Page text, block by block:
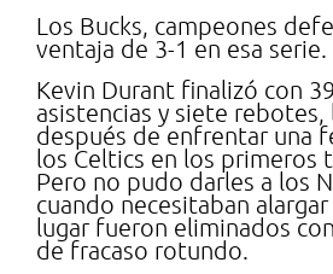
Los Bucks, campeones
ventaja de 3-1 en esa serie.
Kevin Durant finalizó con
asistencias y siete
después de enfrentar una
los Celtics en los primeros
Pero no pudo darles a los
cuando necesitaban
lugar fueron eliminados
de fracaso rotundo.